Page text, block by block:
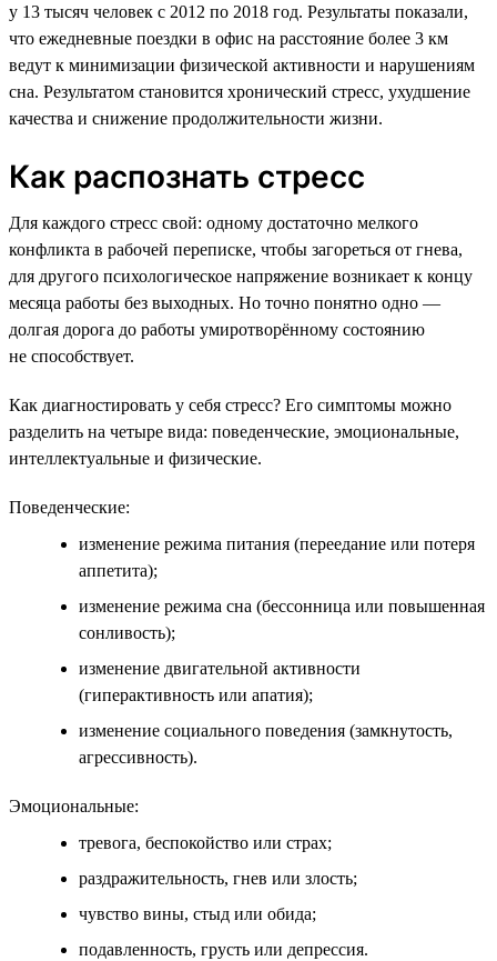
у 13 тысяч человек с 2012 по 2018 год. Результаты показали,
что ежедневные поездки в офис на расстояние более 3 км
ведут к минимизации физической активности и нарушениям
сна. Результатом становится хронический стресс, ухудшение
качества и снижение продолжительности жизни.
Как распознать стресс
Для каждого стресс свой: одному достаточно мелкого
конфликта в рабочей переписке, чтобы загореться от гнева,
для другого психологическое напряжение возникает к концу
месяца работы без выходных. Но точно понятно одно —
долгая дорога до работы умиротворённому состоянию
не способствует.
Как диагностировать у себя стресс? Его симптомы можно
разделить на четыре вида: поведенческие, эмоциональные,
интеллектуальные и физические.
Поведенческие:
изменение режима питания (переедание или потеря
аппетита);
изменение режима сна (бессонница или повышенная
сонливость);
изменение двигательной активности
(гиперактивность или апатия);
изменение социального поведения (замкнутость,
агрессивность).
Эмоциональные:
тревога, беспокойство или страх;
раздражительность, гнев или злость;
чувство вины, стыд или обида;
подавленность, грусть или депрессия.